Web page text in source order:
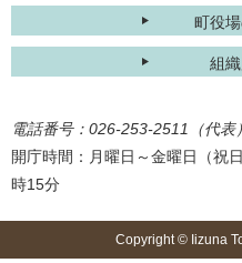
町役
組
電話番号：026-253-2511（代表）
開庁時間：月曜日～金曜日（祝
時15分
Copyright © Iizuna